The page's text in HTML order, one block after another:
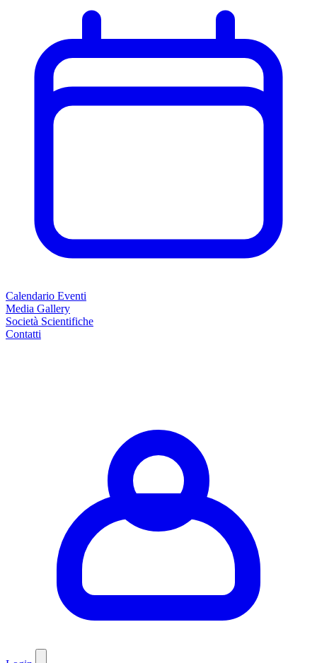
Calendario Eventi
Media Gallery
Società Scientifiche
Contatti